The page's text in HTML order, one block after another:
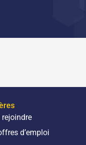
rejoindre
d’emploi